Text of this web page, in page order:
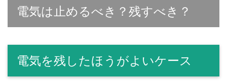
電気は止めるべき？残すべき？
電気を残したほうがよいケース